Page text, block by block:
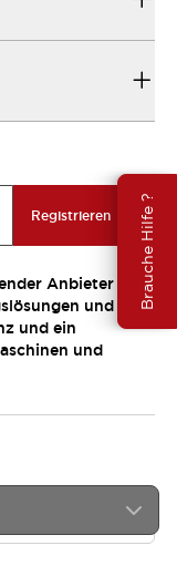
Brauche Hilfe ?
Registrieren
Anbieter
und
und ein
und